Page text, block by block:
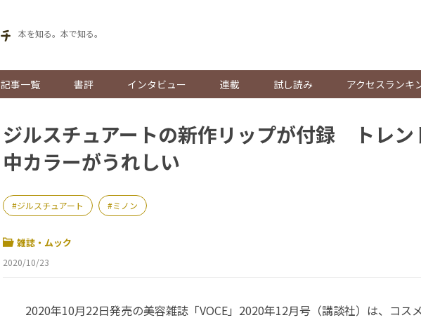
本を知る。本で知る。
記事一覧 書評 インタビュー 連載 試し読み アクセスランキ
ジルスチュアートの新作リップが付録 トレン
中カラーがうれしい
ジルスチュアート ミノン
雑誌・ムック
2020/10/23
2020年10月22日発売の美容雑誌「VOCE」2020年12月号（講談社）は、コス